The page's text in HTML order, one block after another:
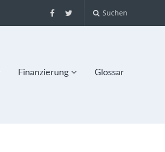
Suchen
Finanzierung Glossar